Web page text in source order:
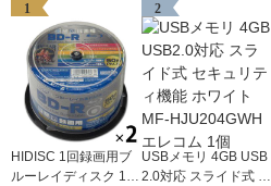
1
HIDISC 1回録画用ブ
ルーレイディスク 130
2
USBメモリ 4GB USB
2.0対応 スライド式 セ